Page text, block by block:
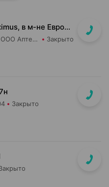
ул. Есенина, д. 76-1 (ТЦ Maximus, в м-не Евроопт Super)
АстраФарма Кладовая здоровья ООО Аптека №9 Закрыто
Закрыто